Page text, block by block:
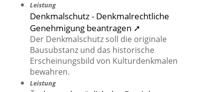
Leistung
Denkmalschutz - Denkmalrechtliche
Genehmigung beantragen ➚
Der Denkmalschutz soll die originale
Bausubstanz und das historische
Erscheinungsbild von Kulturdenkmalen
bewahren.
Leistung